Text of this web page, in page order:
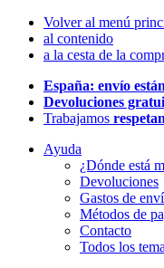
Volver al menú
al contenido
a la cesta de la
España: envío
Devoluciones
Trabajamos
Ayuda
¿Dónde está
Devoluciones
Gastos de
Métodos de
Contacto
Todos los